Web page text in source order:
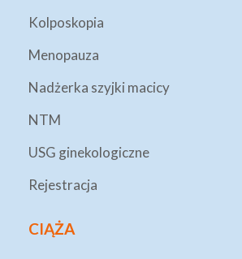
Kolposkopia
Menopauza
Nadżerka szyjki macicy
NTM
USG ginekologiczne
Rejestracja
CIĄŻA